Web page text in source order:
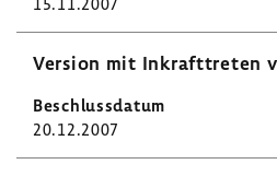
Version mit Inkraft­treten
20.12.2007